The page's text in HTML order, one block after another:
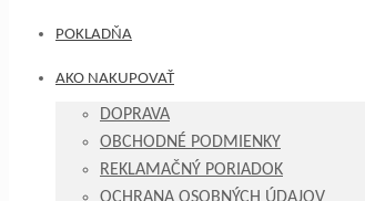
POKLADŇA
AKO NAKUPOVAŤ
DOPRAVA
OBCHODNÉ PODMIENKY
REKLAMAČNÝ PORIADOK